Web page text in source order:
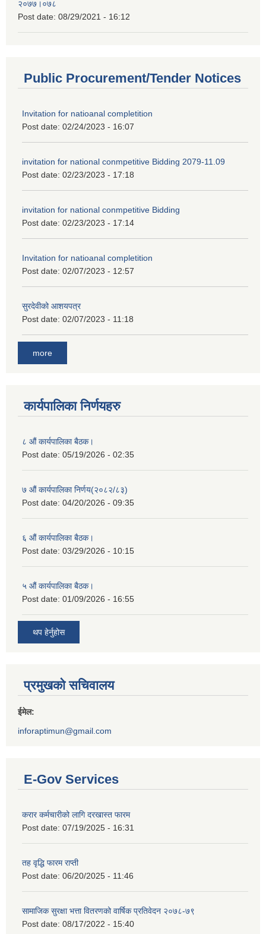
२०७७।०७८
Post date: 08/29/2021 - 16:12
Public Procurement/Tender Notices
Invitation for natioanal completition
Post date: 02/24/2023 - 16:07
invitation for national conmpetitive Bidding 2079-11.09
Post date: 02/23/2023 - 17:18
invitation for national conmpetitive Bidding
Post date: 02/23/2023 - 17:14
Invitation for natioanal completition
Post date: 02/07/2023 - 12:57
सुरदेवीको आशयपत्र
Post date: 02/07/2023 - 11:18
more
कार्यपालिका निर्णयहरु
८ औं कार्यपालिका बैठक।
Post date: 05/19/2026 - 02:35
७ औं कार्यपालिका निर्णय(२०८२/८३)
Post date: 04/20/2026 - 09:35
६ औं कार्यपालिका बैठक।
Post date: 03/29/2026 - 10:15
५ औं कार्यपालिका बैठक।
Post date: 01/09/2026 - 16:55
थप हेर्नुहोस
प्रमुखको सचिवालय
ईमेल:
inforaptimun@gmail.com
E-Gov Services
करार कर्मचारीको लागि दरखास्त फारम
Post date: 07/19/2025 - 16:31
तह वृद्धि फारम राप्ती
Post date: 06/20/2025 - 11:46
सामाजिक सुरक्षा भत्ता वितरणको वार्षिक प्रतिवेदन २०७८-७९
Post date: 08/17/2022 - 15:40